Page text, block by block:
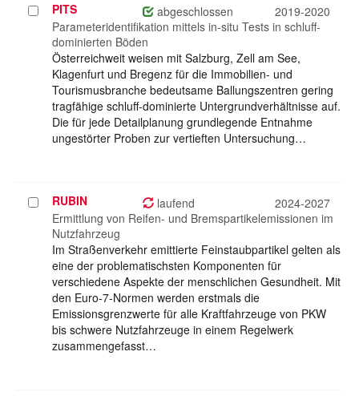
Projekt
auswählen
PITS abgeschlossen
2019-2020
Parameteridentifikation mittels in-situ Tests in schluff-
dominierten Böden
Österreichweit weisen mit Salzburg, Zell am See,
Klagenfurt und Bregenz für die Immobilien- und
Tourismusbranche bedeutsame Ballungszentren gering
tragfähige schluff-dominierte Untergrundverhältnisse auf.
Die für jede Detailplanung grundlegende Entnahme
ungestörter Proben zur vertieften Untersuchung…
Projekt
auswählen
RUBIN laufend
2024-2027
Ermittlung von Reifen- und Bremspartikelemissionen im
Nutzfahrzeug
Im Straßenverkehr emittierte Feinstaubpartikel gelten als
eine der problematischsten Komponenten für
verschiedene Aspekte der menschlichen Gesundheit. Mit
den Euro-7-Normen werden erstmals die
Emissionsgrenzwerte für alle Kraftfahrzeuge von PKW
bis schwere Nutzfahrzeuge in einem Regelwerk
zusammengefasst…